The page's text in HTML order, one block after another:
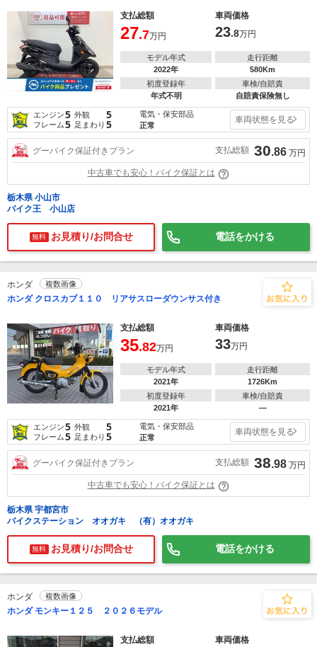
支払総額 車両価格
27.7万円 23.8万円
モデル年式
2022年
走行距離
580Km
初度登録年
年式不明
車検/自賠責
自賠責保険無し
エンジン5 外観 5
フレーム5 足まわり 5
電気・保安部品
正常
車両状態を見る
グーバイク保証付きプラン 支払総額 30.86 万円
中古車でも安心！バイク保証とは
栃木県 小山市
バイク王 小山店
無料 お見積り/お問合せ 電話をかける
ホンダ 複数画像
ホンダ クロスカブ１１０ リアサスローダウンサス付き
支払総額 車両価格
35.82万円 33万円
モデル年式
2021年
走行距離
1726Km
初度登録年
2021年
車検/自賠責
―
エンジン5 外観 5
フレーム5 足まわり 5
電気・保安部品
正常
車両状態を見る
グーバイク保証付きプラン 支払総額 38.98 万円
中古車でも安心！バイク保証とは
栃木県 宇都宮市
バイクステーション オオガキ （有）オオガキ
無料 お見積り/お問合せ 電話をかける
ホンダ 複数画像
ホンダ モンキー１２５ ２０２６モデル
支払総額 車両価格